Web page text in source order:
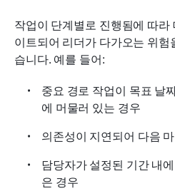
작업이 단계별로 진행됨에 따
이트되어 리더가 다가오는 위험
습니다. 예를 들어:
중요 경로 작업이 목표 날
에 머물러 있는 경우
의존성이 지연되어 다음
담당자가 설정된 기간 내
은 경우